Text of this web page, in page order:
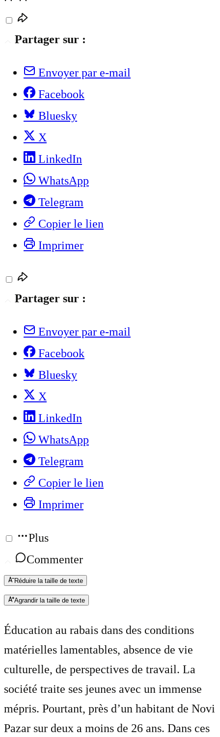
Partager sur :
Envoyer par e-mail
Facebook
Bluesky
X
LinkedIn
WhatsApp
Telegram
Copier le lien
Imprimer
Partager sur :
Envoyer par e-mail
Facebook
Bluesky
X
LinkedIn
WhatsApp
Telegram
Copier le lien
Imprimer
Plus
Commenter
Réduire la taille de texte
Agrandir la taille de texte
Éducation au rabais dans des conditions
matérielles lamentables, absence de vie
culturelle, de perspectives de travail. La
société traite ses jeunes avec un immense
mépris. Pourtant, près d’un habitant de Novi
Pazar sur deux a moins de 26 ans. Dans ces